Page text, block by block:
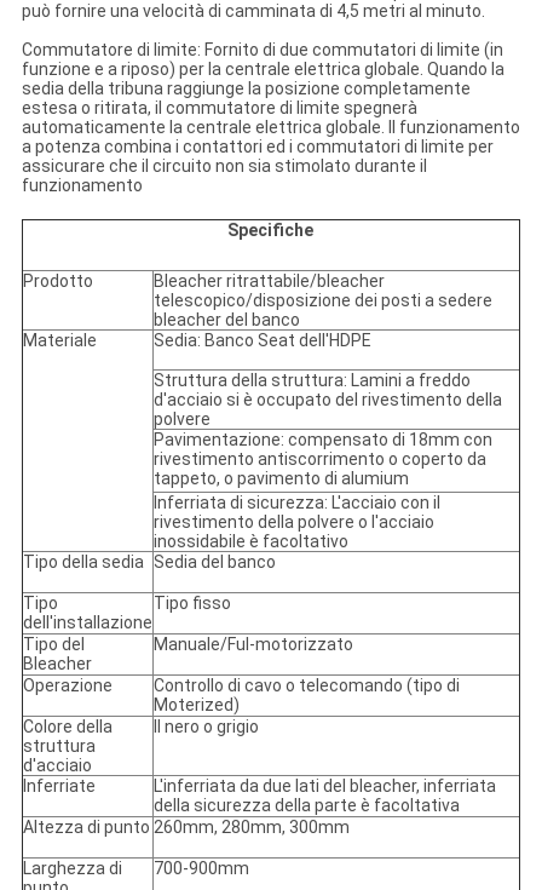
può fornire una velocità di camminata di 4,5 metri al minuto.
Commutatore di limite: Fornito di due commutatori di limite (in
funzione e a riposo) per la centrale elettrica globale. Quando la
sedia della tribuna raggiunge la posizione completamente
estesa o ritirata, il commutatore di limite spegnerà
automaticamente la centrale elettrica globale. Il funzionamento
a potenza combina i contattori ed i commutatori di limite per
assicurare che il circuito non sia stimolato durante il
funzionamento
Specifiche
Prodotto
Bleacher ritrattabile/bleacher
telescopico/disposizione dei posti a sedere
bleacher del banco
Materiale
Sedia: Banco Seat dell'HDPE
Struttura della struttura: Lamini a freddo
d'acciaio si è occupato del rivestimento della
polvere
Pavimentazione: compensato di 18mm con
rivestimento antiscorrimento o coperto da
tappeto, o pavimento di alumium
Inferriata di sicurezza: L'acciaio con il
rivestimento della polvere o l'acciaio
inossidabile è facoltativo
Tipo della sedia Sedia del banco
Tipo
dell'installazione
Tipo fisso
Tipo del
Bleacher
Manuale/Ful-motorizzato
Operazione
Controllo di cavo o telecomando (tipo di
Moterized)
Colore della
struttura
d'acciaio
Il nero o grigio
Inferriate
L'inferriata da due lati del bleacher, inferriata
della sicurezza della parte è facoltativa
Altezza di punto 260mm, 280mm, 300mm
Larghezza di
700-900mm